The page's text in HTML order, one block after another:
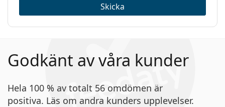
Skicka
Godkänt av våra kunder
Hela 100 % av totalt 56 omdömen är
positiva. Läs om andra kunders upplevelser.